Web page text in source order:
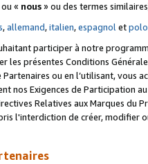
« nous» ou des termes
,allemand,italien,espagnolet
participer à notre
les présentes Conditions
ou en l’utilisant, vous
nos Exigences de Participation
Relatives aux Marques
l'interdiction de créer, modifier